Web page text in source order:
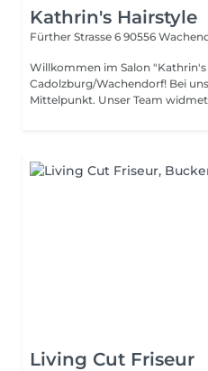
Kathrin's Hairstyle
Fürther Strasse 6 90556
Willkommen im Salon
Cadolzburg/Wachendorf! Bei
Mittelpunkt. Unser Team
Living Cut Friseur